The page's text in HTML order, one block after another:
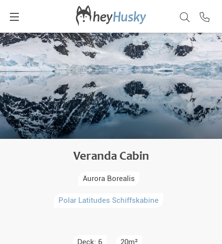
Veranda Cabin
Aurora Borealis
Polar Latitudes Schiffskabine
Deck: 6 20m²